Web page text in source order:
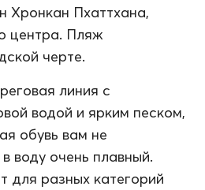
Хронкан Пхаттхана,
центра. Пляж
черте.
линия с
водой и ярким песком,
обувь вам не
воду очень плавный.
для разных категорий